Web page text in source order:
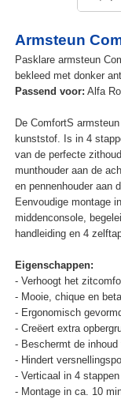
Armsteun
Pasklare armsteun
bekleed met donker
Passend voor: Alfa
De ComfortS
kunststof. Is in 4
van de perfecte
munthouder aan de
en pennenhouder aan
Eenvoudige montage
middenconsole,
handleiding en 4
Eigenschappen:
- Verhoogt het
- Mooie, chique en
- Ergonomisch
- Creëert extra
- Beschermt de
- Hindert
- Verticaal in 4
- Montage in ca. 10